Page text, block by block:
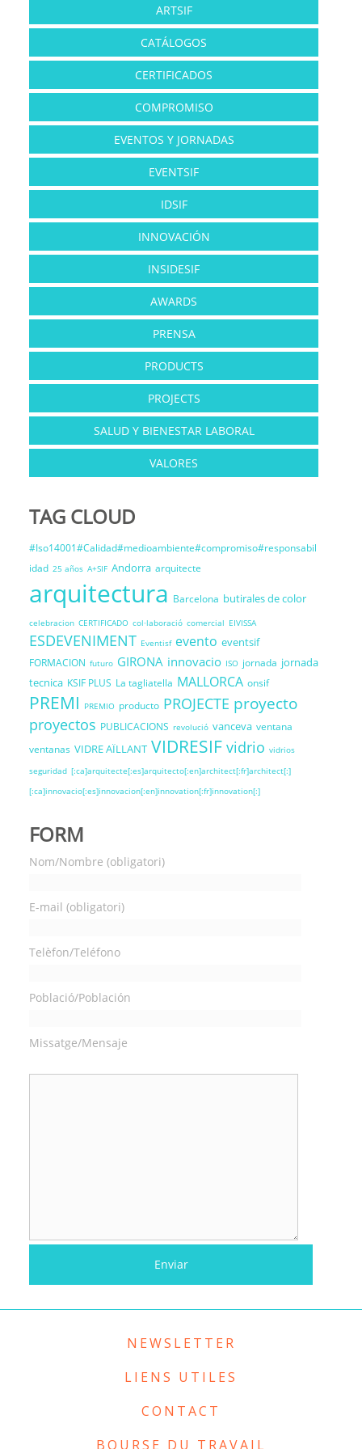
ARTSIF
CATÁLOGOS
CERTIFICADOS
COMPROMISO
EVENTOS Y JORNADAS
EVENTSIF
IDSIF
INNOVACIÓN
INSIDESIF
AWARDS
PRENSA
PRODUCTS
PROJECTS
SALUD Y BIENESTAR LABORAL
VALORES
TAG CLOUD
#Iso14001#Calidad#medioambiente#compromiso#responsabil
idad 25 años A+SIF Andorra arquitecte
arquitectura Barcelona butirales de color
celebracion CERTIFICADO col·laboració comercial EIVISSA
ESDEVENIMENT Eventisf evento eventsif
FORMACION futuro GIRONA innovacio ISO jornada jornada
tecnica KSIF PLUS La tagliatella MALLORCA onsif
PREMI PREMIO producto PROJECTE proyecto
proyectos PUBLICACIONS revolució vanceva ventana
ventanas VIDRE AÏLLANT VIDRESIF vidrio vidrios
seguridad [:ca]arquitecte[:es]arquitecto[:en]architect[:fr]architect[:]
[:ca]innovacio[:es]innovacion[:en]innovation[:fr]innovation[:]
FORM
Nom/Nombre (obligatori)
E-mail (obligatori)
Telèfon/Teléfono
Població/Población
Missatge/Mensaje
NEWSLETTER
LIENS UTILES
CONTACT
BOURSE DU TRAVAIL